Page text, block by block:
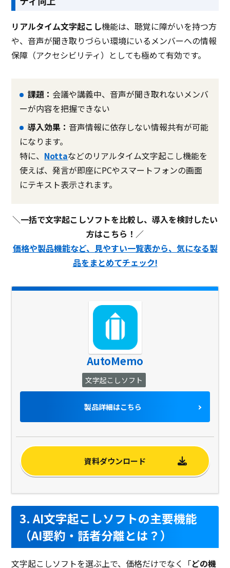
リアルタイム文字起こし機能は、聴覚に障がいを持つ方
や、音声が聞き取りづらい環境にいるメンバーへの情報
保障（アクセシビリティ）としても極めて有効です。
課題： 会議や講義中、音声が聞き取れないメンバ
ーが内容を把握できない
導入効果：音声情報に依存しない情報共有が可能
になります。
特に、 Nottaなどのリアルタイム文字起こし機能を
使えば、発言が即座にPCやスマートフォンの画面
にテキスト表示されます。
＼一括で文字起こしソフトを比較し、導入を検討したい
方はこちら！ ／
価格や製品機能など、見やすい一覧表から、気になる製
品をまとめてチェック!
AutoMemo
文字起こしソフト
製品詳細はこちら
資料ダウンロード
3. AI文字起こしソフトの主要機能
（AI要約・話者分離とは？）
文字起こしソフトを選ぶ上で、価格だけでなく「どの機